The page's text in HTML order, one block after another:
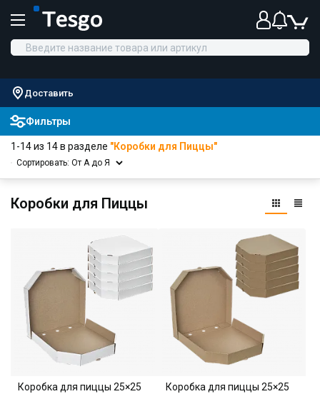
Доставить
Фильтры
1-14 из 14 в разделе "Коробки для Пиццы"
Сортировать: От А до Я
Коробки для Пиццы
Коробка для пиццы 25×25
Коробка для пиццы 25×25